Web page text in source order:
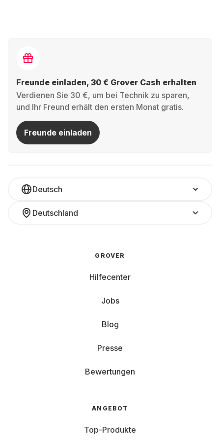
Freunde einladen, 30 € Grover Cash erhalten
Verdienen Sie 30 €, um bei Technik zu sparen,
und Ihr Freund erhält den ersten Monat gratis.
Freunde einladen
Deutsch
Deutschland
GROVER
Hilfecenter
Jobs
Blog
Presse
Bewertungen
ANGEBOT
Top-Produkte